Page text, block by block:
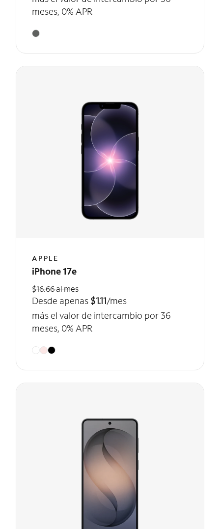
meses, 0% APR
APPLE
iPhone 17e
$16.66 al mes
Desde apenas $1.11/mes
más el valor de intercambio por 36
meses, 0% APR